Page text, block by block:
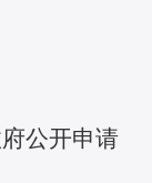
公开申请